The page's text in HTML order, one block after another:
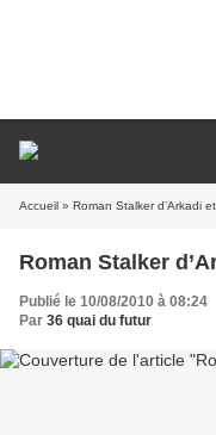
Accueil » Roman Stalker d’Arkadi
Roman Stalker
Publié le 10/08/2010 à 08:24
Par 36 quai du futur